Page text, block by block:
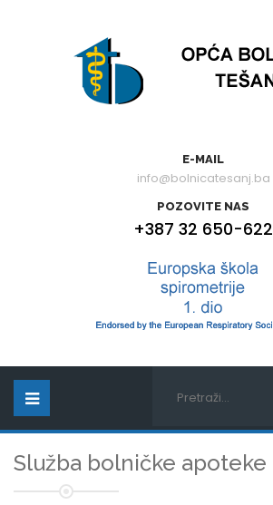
E-MAIL
info@bolnicatesanj.ba
POZOVITE NAS
+387 32 650-622
Služba bolničke apoteke